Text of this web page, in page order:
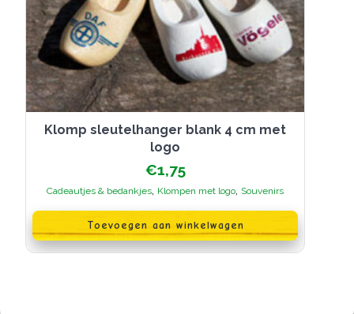
Klomp sleutelhanger blank 4 cm met
logo
€1,75
Cadeautjes & bedankjes, Klompen met logo, Souvenirs
Toevoegen aan winkelwagen